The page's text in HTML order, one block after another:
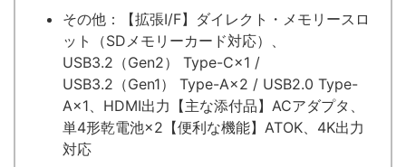
その他：【拡張I/F】ダイレクト・メモリースロ
ット（SDメモリーカード対応）、
USB3.2（Gen2） Type-C×1 /
USB3.2（Gen1） Type-A×2 / USB2.0 Type-
A×1、HDMI出力【主な添付品】ACアダプタ、
単4形乾電池×2【便利な機能】ATOK、4K出力
対応